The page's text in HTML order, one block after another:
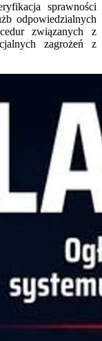
sprawności
odpowiedzialnych
związanych z
zagrożeń z